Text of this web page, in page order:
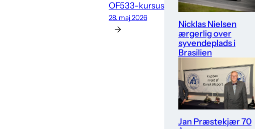
OF533-kursus
28. maj 2026
→
Nicklas Nielsen
ærgerlig over
syvendeplads i
Brasilien
Jan Præstekjær 70